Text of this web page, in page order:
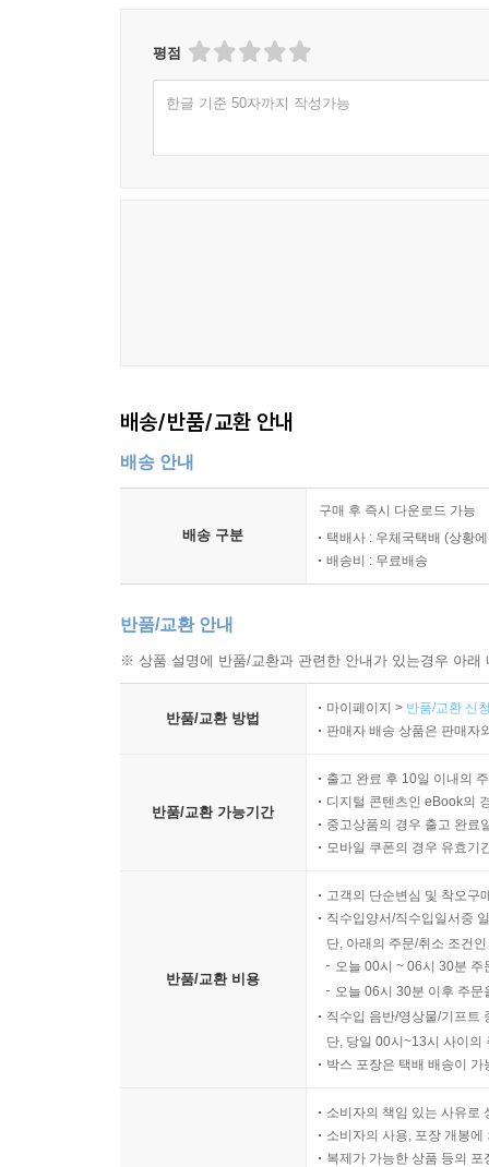
평점
한글 기준 50자까지 작성가능
배송/반품/교환 안내
배송 안내
배송 구분
구매 후 즉시 다운로드 가능
택배사 : 우체국택배 (상황
배송비 : 무료배송
반품/교환 안내
※ 상품 설명에 반품/교환과 관련한 안내가 있는경우 아
반품/교환 방법
마이페이지 > 반품/교환 신
판매자 배송 상품은 판매자
반품/교환 가능기간
출고 완료 후 10일 이내의
디지털 콘텐츠인 eBook의
중고상품의 경우 출고 완료
모바일 쿠폰의 경우 유효기
반품/교환 비용
고객의 단순변심 및 착오구
직수입양서/직수입일서중
단, 아래의 주문/취소 조건
오늘 00시 ~ 06시 30분
오늘 06시 30분 이후 주
직수입 음반/영상물/기프트
단, 당일 00시~13시 사이의
박스 포장은 택배 배송이
소비자의 책임 있는 사유로
소비자의 사용, 포장 개봉
복제가 가능한 상품 등의